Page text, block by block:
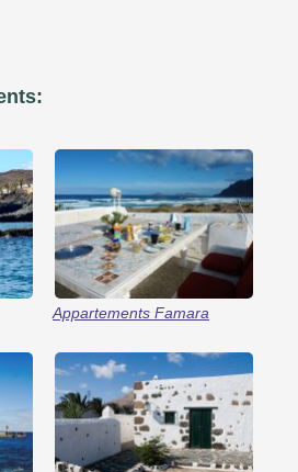
Appartements Famara